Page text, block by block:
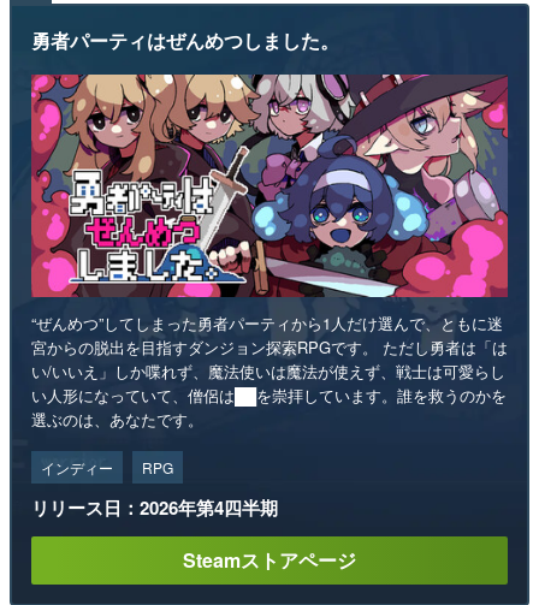
勇者パーティはぜんめつしました。
“ぜんめつ”してしまった勇者パーティから1人だけ選んで、ともに迷
宮からの脱出を目指すダンジョン探索RPGです。 ただし勇者は「は
い/いいえ」しか喋れず、魔法使いは魔法が使えず、戦士は可愛らし
い人形になっていて、僧侶は██を崇拝しています。誰を救うのかを
選ぶのは、あなたです。
インディー RPG
リリース日：2026年第4四半期
Steamストアページ